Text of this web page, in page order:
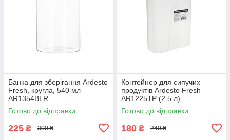
Банка для зберігання Ardesto
Fresh, кругла, 540 мл
AR1354BLR
Готово до відправки
225 ₴ 300 ₴
Контейнер для сипучих
продуктів Ardesto Fresh
AR1225TP (2.5 л)
Готово до відправки
180 ₴ 240 ₴